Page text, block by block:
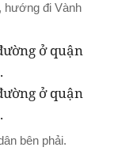
hướng đi Vành
bên phải.